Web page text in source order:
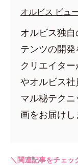
オルビス ビュ
オルビス独
テンツの開
クリエイタ
やオルビス
マル秘テク
画をお届けし
＼関連記事をチェッ